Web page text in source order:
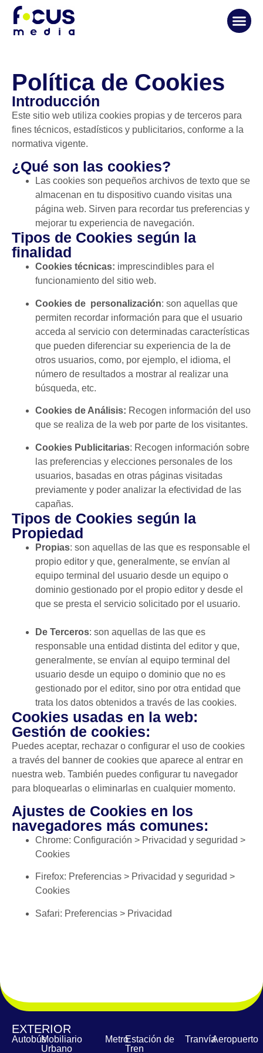
Política de Cookies
Introducción
Este sitio web utiliza cookies propias y de terceros para
fines técnicos, estadísticos y publicitarios, conforme a la
normativa vigente.
¿Qué son las cookies?
Las cookies son pequeños archivos de texto que se
almacenan en tu dispositivo cuando visitas una
página web. Sirven para recordar tus preferencias y
mejorar tu experiencia de navegación.
Tipos de Cookies según la
finalidad
Cookies técnicas: imprescindibles para el
funcionamiento del sitio web.
Cookies de personalización: son aquellas que
permiten recordar información para que el usuario
acceda al servicio con determinadas características
que pueden diferenciar su experiencia de la de
otros usuarios, como, por ejemplo, el idioma, el
número de resultados a mostrar al realizar una
búsqueda, etc.
Cookies de Análisis: Recogen información del uso
que se realiza de la web por parte de los visitantes.
Cookies Publicitarias: Recogen información sobre
las preferencias y elecciones personales de los
usuarios, basadas en otras páginas visitadas
previamente y poder analizar la efectividad de las
capañas.
Tipos de Cookies según la
Propiedad
Propias: son aquellas de las que es responsable el
propio editor y que, generalmente, se envían al
equipo terminal del usuario desde un equipo o
dominio gestionado por el propio editor y desde el
que se presta el servicio solicitado por el usuario.
De Terceros: son aquellas de las que es
responsable una entidad distinta del editor y que,
generalmente, se envían al equipo terminal del
usuario desde un equipo o dominio que no es
gestionado por el editor, sino por otra entidad que
trata los datos obtenidos a través de las cookies.
Cookies usadas en la web:
Gestión de cookies:
Puedes aceptar, rechazar o configurar el uso de cookies
a través del banner de cookies que aparece al entrar en
nuestra web. También puedes configurar tu navegador
para bloquearlas o eliminarlas en cualquier momento.
Ajustes de Cookies en los
navegadores más comunes:
Chrome: Configuración > Privacidad y seguridad >
Cookies
Firefox: Preferencias > Privacidad y seguridad >
Cookies
Safari: Preferencias > Privacidad
EXTERIOR
AutobúsMobiliario
Urbano
MetroEstación de
Tren
TranvíaAeropuerto